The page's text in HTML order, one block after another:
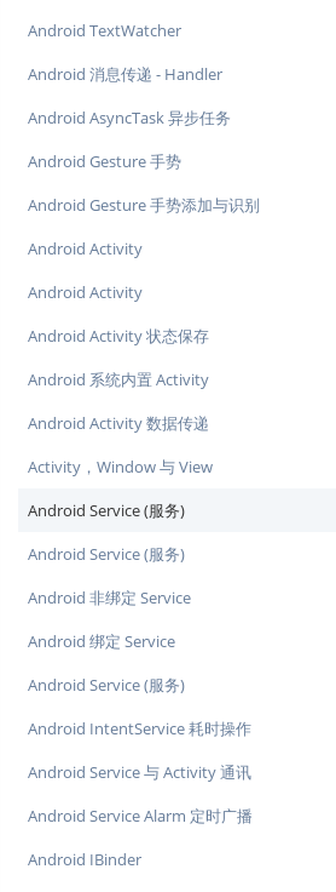
Android TextWatcher
Android 消息传递 - Handler
Android AsyncTask 异步任务
Android Gesture 手势
Android Gesture 手势添加与识别
Android Activity
Android Activity
Android Activity 状态保存
Android 系统内置 Activity
Android Activity 数据传递
Activity，Window 与 View
Android Service (服务)
Android Service (服务)
Android 非绑定 Service
Android 绑定 Service
Android Service (服务)
Android IntentService 耗时操作
Android Service 与 Activity 通讯
Android Service Alarm 定时广播
Android IBinder